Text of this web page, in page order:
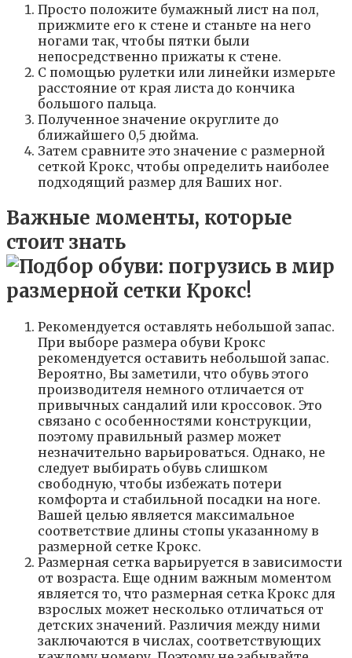
Просто положите бумажный лист на пол,
прижмите его к стене и станьте на него
ногами так, чтобы пятки были
непосредственно прижаты к стене.
С помощью рулетки или линейки измерьте
расстояние от края листа до кончика
большого пальца.
Полученное значение округлите до
ближайшего 0,5 дюйма.
Затем сравните это значение с размерной
сеткой Крокс, чтобы определить наиболее
подходящий размер для Ваших ног.
Важные моменты, которые
стоит знать
Рекомендуется оставлять небольшой запас.
При выборе размера обуви Крокс
рекомендуется оставить небольшой запас.
Вероятно, Вы заметили, что обувь этого
производителя немного отличается от
привычных сандалий или кроссовок. Это
связано с особенностями конструкции,
поэтому правильный размер может
незначительно варьироваться. Однако, не
следует выбирать обувь слишком
свободную, чтобы избежать потери
комфорта и стабильной посадки на ноге.
Вашей целью является максимальное
соответствие длины стопы указанному в
размерной сетке Крокс.
Размерная сетка варьируется в зависимости
от возраста. Еще одним важным моментом
является то, что размерная сетка Крокс для
взрослых может несколько отличаться от
детских значений. Различия между ними
заключаются в числах, соответствующих